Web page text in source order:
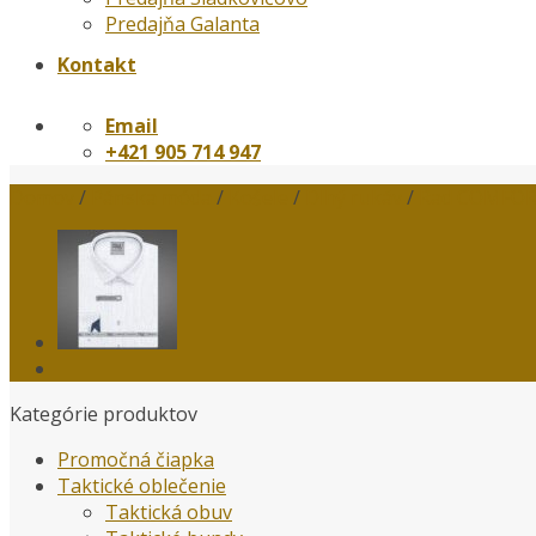
Predajňa Galanta
Kontakt
Email
+421 905 714 947
/ / / /
Kategórie produktov
Promočná čiapka
Taktické oblečenie
Taktická obuv